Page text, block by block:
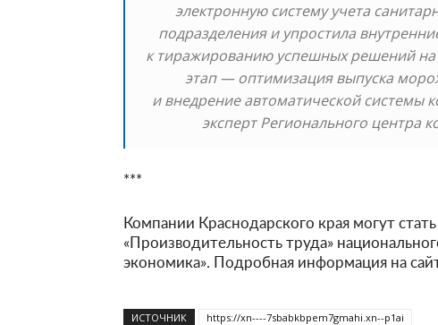
электронную систему учета
подразделения и упростила
к тиражированию успешных решений
этап — оптимизация выпуска
и внедрение автоматической системы
эксперт Регионального центра
***
Компании Краснодарского края могут
«Производительность труда»
экономика». Подробная информация на
ИСТОЧНИК
https://xn----7sbabkbpem7gmahi.xn--p1ai